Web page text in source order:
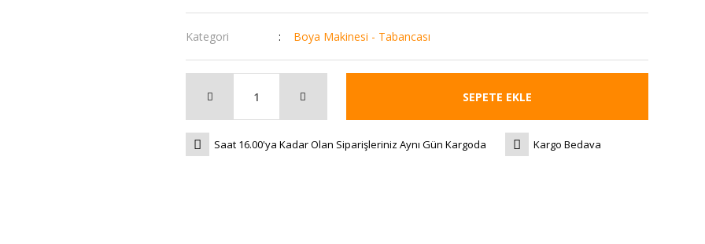
Kategori Boya Makinesi - Tabancası
SEPETE EKLE
Saat 16.00'ya Kadar Olan Siparişleriniz Aynı Gün Kargoda Kargo Bedava